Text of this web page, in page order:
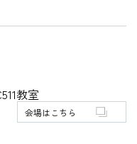
教室
会場はこちら